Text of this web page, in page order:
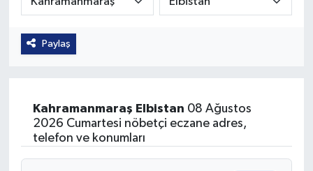
Paylaş
Kahramanmaraş Elbistan 08 Ağustos
2026 Cumartesi nöbetçi eczane adres,
telefon ve konumları
Özel Haber